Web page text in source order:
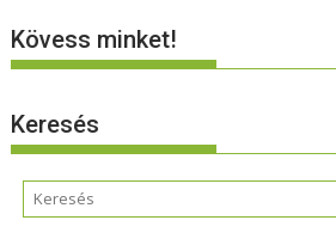
Kövess minket!
Keresés